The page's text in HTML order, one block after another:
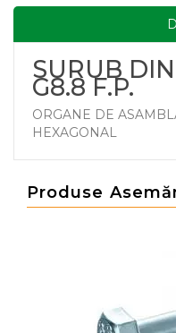
SURUB
G8.8 F.P.
ORGANE DE
HEXAGONAL
Produse